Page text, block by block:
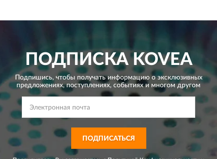
ПОДПИСКАKOVEA
Подпишись, чтобы получать информацию о эксклюзивных
предложениях,поступлениях, событиях и многом другом
ПОДПИСАТЬСЯ